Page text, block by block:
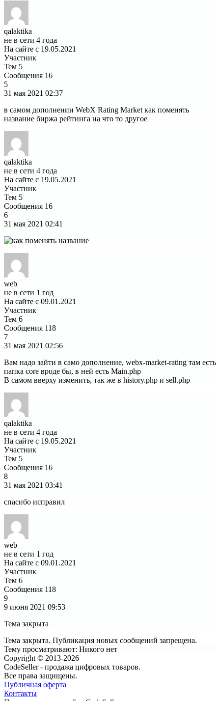
qalaktika
не в сети 4 года
На сайте с 19.05.2021
Участник
Тем 5
Сообщения 16
5
31 мая 2021 02:37
в самом дополнении WebX Rating Market как поменять
название биржа рейтинга на что то другое
qalaktika
не в сети 4 года
На сайте с 19.05.2021
Участник
Тем 5
Сообщения 16
6
31 мая 2021 02:41
web
не в сети 1 год
На сайте с 09.01.2021
Участник
Тем 6
Сообщения 118
7
31 мая 2021 02:56
Вам надо зайти в само дополнение, webx-market-rating там есть
папка core вроде бы, в ней есть Main.php
В самом вверху изменить, так же в history.php и sell.php
qalaktika
не в сети 4 года
На сайте с 19.05.2021
Участник
Тем 5
Сообщения 16
8
31 мая 2021 03:41
спасибо исправил
web
не в сети 1 год
На сайте с 09.01.2021
Участник
Тем 6
Сообщения 118
9
9 июня 2021 09:53
Тема закрыта
Тема закрыта. Публикация новых сообщений запрещена.
Тему просматривают: Никого нет
Copyright © 2013-2026
CodeSeller - продажа цифровых товаров.
Все права защищены.
Публичная оферта
Контакты